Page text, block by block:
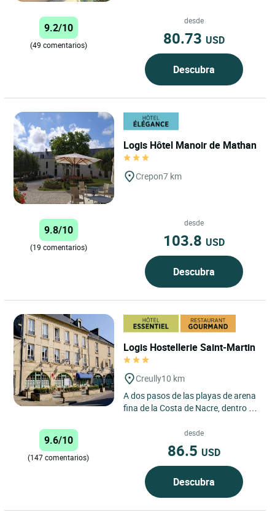
9.2/10
(49 comentarios)
desde
80.73 USD
Descubra
Logis Hôtel Manoir de Mathan
Crepon7 km
9.8/10
(19 comentarios)
desde
103.8 USD
Descubra
Logis Hostellerie Saint-Martin
Creully10 km
A dos pasos de las playas de arena
fina de la Costa de Nacre, dentro de
hostal “Saint-Martin"...
9.6/10
(147 comentarios)
desde
86.5 USD
Descubra